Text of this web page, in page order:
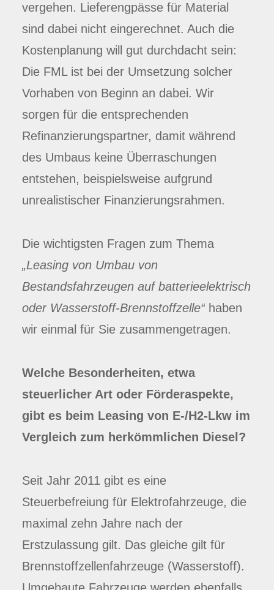
vergehen. Lieferengpässe für Material
sind dabei nicht eingerechnet. Auch die
Kostenplanung will gut durchdacht sein:
Die FML ist bei der Umsetzung solcher
Vorhaben von Beginn an dabei. Wir
sorgen für die entsprechenden
Refinanzierungspartner, damit während
des Umbaus keine Überraschungen
entstehen, beispielsweise aufgrund
unrealistischer Finanzierungsrahmen.
Die wichtigsten Fragen zum Thema
„Leasing von Umbau von
Bestandsfahrzeugen auf batterieelektrisch
oder Wasserstoff-Brennstoffzelle“haben
wir einmal für Sie zusammengetragen.
Welche Besonderheiten, etwa
steuerlicher Art oder Förderaspekte,
gibt es beim Leasing von E-/H2-Lkw im
Vergleich zum herkömmlichen Diesel?
Seit Jahr 2011 gibt es eine
Steuerbefreiung für Elektrofahrzeuge, die
maximal zehn Jahre nach der
Erstzulassung gilt. Das gleiche gilt für
Brennstoffzellenfahrzeuge (Wasserstoff).